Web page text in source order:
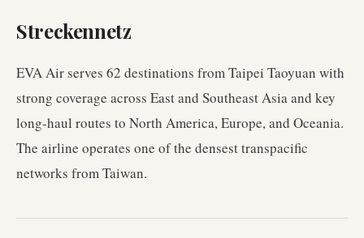
Streckennetz
EVA Air serves 62 destinations from Taipei Taoyuan with
strong coverage across East and Southeast Asia and key
long-haul routes to North America, Europe, and Oceania.
The airline operates one of the densest transpacific
networks from Taiwan.